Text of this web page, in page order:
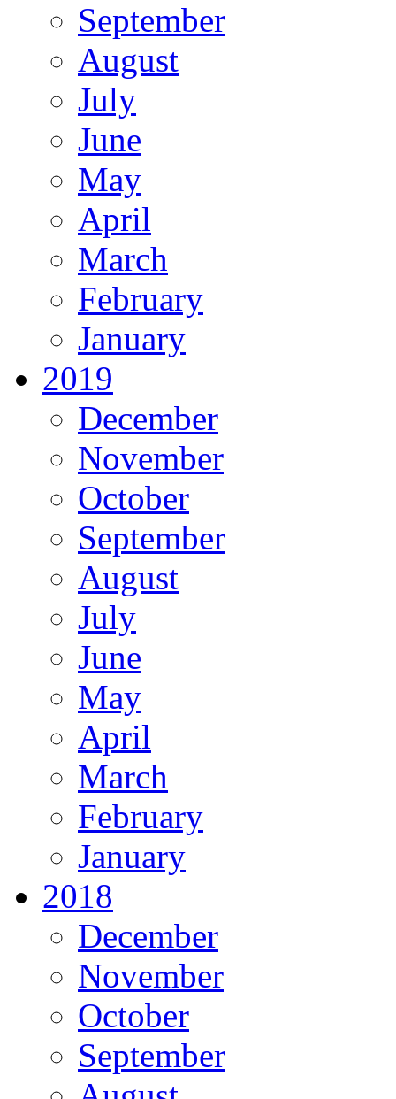
September
August
July
June
May
April
March
February
January
2019
December
November
October
September
August
July
June
May
April
March
February
January
2018
December
November
October
September